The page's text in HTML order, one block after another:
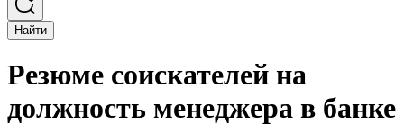
Найти
Резюме соискателей на
должность менеджера в банке